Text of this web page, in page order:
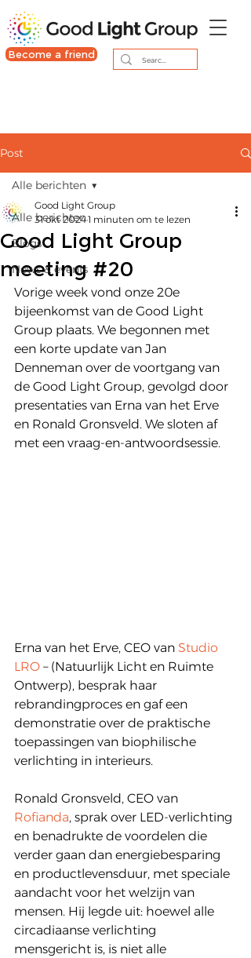
Become a friend
Post
Alle berichten
Blogs
News & events
Alle berichten
Good Light Group
meeting #20
Good Light Group
31 okt 20241 minuten om te lezen
Vorige week vond onze 20e
bijeenkomst van de Good Light
Group plaats. We begonnen met
een korte update van Jan
Denneman over de voortgang van
de Good Light Group, gevolgd door
presentaties van Erna van het Erve
en Ronald Gronsveld. We sloten af
met een vraag-en-antwoordsessie.
Erna van het Erve, CEO van Studio
LRO – (Natuurlijk Licht en Ruimte
Ontwerp), besprak haar
rebrandingproces en gaf een
demonstratie over de praktische
toepassingen van biophilische
verlichting in interieurs.
Ronald Gronsveld, CEO van
Rofianda, sprak over LED-verlichting
en benadrukte de voordelen die
verder gaan dan energiebesparing
en productlevensduur, met speciale
aandacht voor het welzijn van
mensen. Hij legde uit: hoewel alle
circadiaanse verlichting
mensgericht is, is niet alle